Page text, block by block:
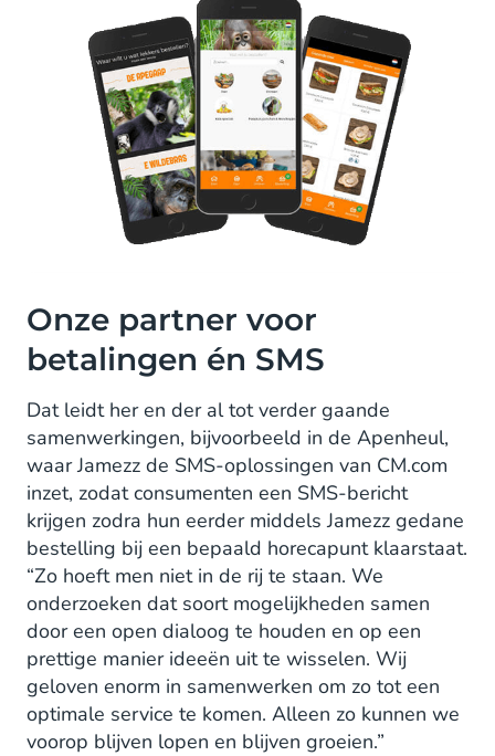
Onze partner voor
betalingen én SMS
Dat leidt her en der al tot verder gaande
samenwerkingen, bijvoorbeeld in de Apenheul,
waar Jamezz de SMS-oplossingen van CM.com
inzet, zodat consumenten een SMS-bericht
krijgen zodra hun eerder middels Jamezz gedane
bestelling bij een bepaald horecapunt klaarstaat.
“Zo hoeft men niet in de rij te staan. We
onderzoeken dat soort mogelijkheden samen
door een open dialoog te houden en op een
prettige manier ideeën uit te wisselen. Wij
geloven enorm in samenwerken om zo tot een
optimale service te komen. Alleen zo kunnen we
voorop blijven lopen en blijven groeien.”